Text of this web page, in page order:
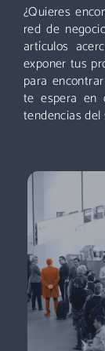
¿Quieres
red de
artículos
exponer tus
para
te espera en
tendencias
Un evento
acuden
fuera.
Logistics &
directores
de e-